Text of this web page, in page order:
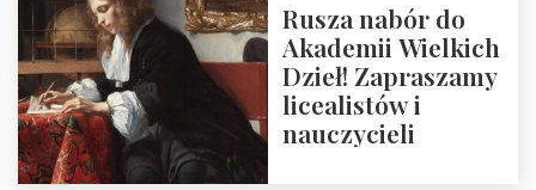
Rusza nabór do
Akademii Wielkich
Dzieł! Zapraszamy
licealistów i
nauczycieli